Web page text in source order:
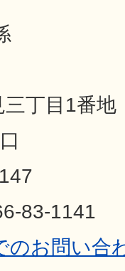
丁目1番地
83-1141
のお問い合